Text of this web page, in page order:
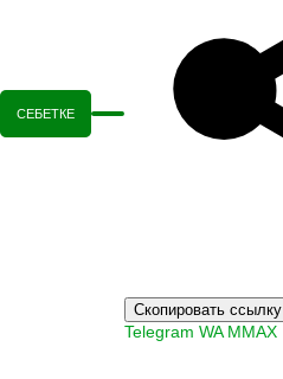
СЕБЕТКЕ
Скопировать ссылку
Telegram WA MMAX